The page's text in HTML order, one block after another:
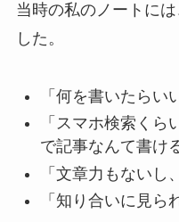
当時の私のノートに
した。
「何を書いたらい
「スマホ検索く
で記事なんて書け
「文章力もないし
「知り合いに見ら